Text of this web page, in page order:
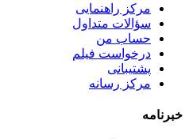
مرکز راهنمایی
سؤالات متداول
حساب من
درخواست فیلم
پشتیبانی
مرکز رسانه
خبرنامه